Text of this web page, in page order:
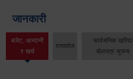
जानकारी
बजेट, आम्दानी
र खर्च
दस्तावेज
सार्वजनिक खरिद/
बोलपत्र सूचना